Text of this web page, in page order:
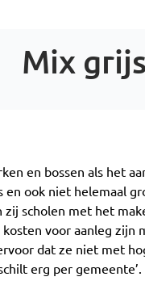
Mix
en bossen als het
ook niet helemaal
scholen met het
kosten voor aanleg
dat ze niet met
erg per